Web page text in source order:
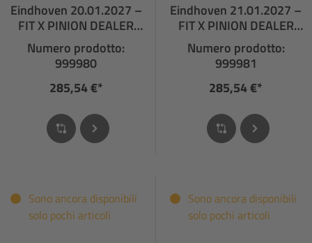
Eindhoven 20.01.2027 –
FIT X PINION DEALER
TRAINING
Numero prodotto:
999980
285,54 €*
Eindhoven 21.01.2027 –
FIT X PINION DEALER
TRAINING
Numero prodotto:
999981
285,54 €*
Sono ancora disponibili
solo pochi articoli
Sono ancora disponibili
solo pochi articoli